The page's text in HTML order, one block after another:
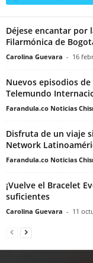
Déjese encantar por
Filarmónica de
Carolina Guevara - 16
Nuevos episodios de
Telemundo
Farandula.co Noticias
Disfruta de un viaje
Network
Farandula.co Noticias
¡Vuelve el Bracelet
suficientes
Carolina Guevara - 11